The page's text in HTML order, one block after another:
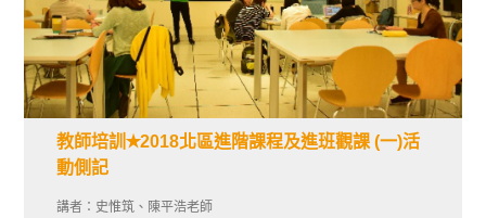
教師培訓✭2018北區進階課程及進班觀課 (一)活
動側記
講者：史惟筑、陳平浩老師